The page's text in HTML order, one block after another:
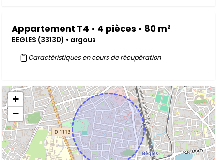
Appartement T4 • 4 pièces • 80 m²
BEGLES (33130) • argous
Caractéristiques en cours de récupération
+
−